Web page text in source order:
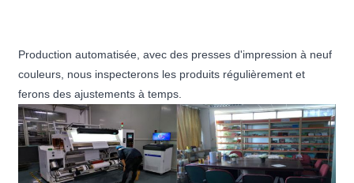
Production automatisée, avec des presses d'impression à neuf
couleurs, nous inspecterons les produits régulièrement et
ferons des ajustements à temps.